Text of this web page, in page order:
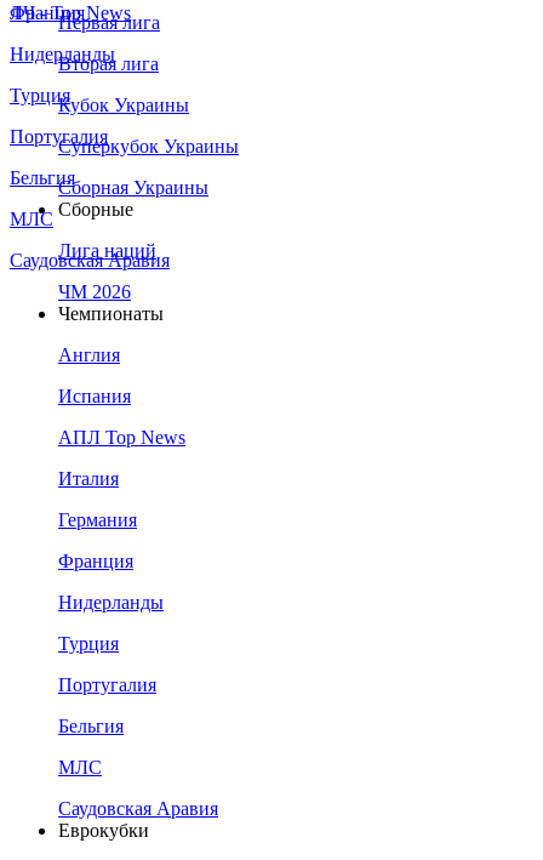
Франция
Нидерланды
Турция
Португалия
Бельгия
МЛС
Саудовская Аравия
ЛЧ - Top News
Первая лига
Вторая лига
Кубок Украины
Суперкубок Украины
Сборная Украины
Сборные
Лига наций
ЧМ 2026
Чемпионаты
Англия
Испания
АПЛ Top News
Италия
Германия
Франция
Нидерланды
Турция
Португалия
Бельгия
МЛС
Саудовская Аравия
Еврокубки